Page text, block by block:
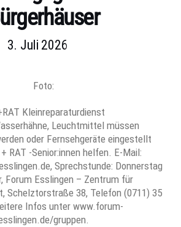
3. Juli 2026
Foto:
Kleinreparaturdienst
Leuchtmittel müssen
oder Fernsehgeräte eingestellt
RAT -Senior:innen helfen. E-Mail:
Sprechstunde: Donnerstag
Forum Esslingen – Zentrum für
Schelztorstraße 38, Telefon (0711) 35
Infos unter www.forum-
gruppen.